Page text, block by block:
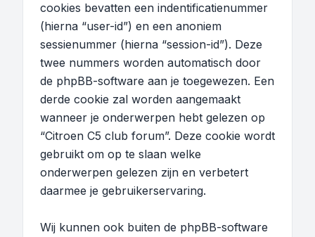
cookies bevatten een indentificatienummer
(hierna “user-id”) en een anoniem
sessienummer (hierna “session-id”). Deze
twee nummers worden automatisch door
de phpBB-software aan je toegewezen. Een
derde cookie zal worden aangemaakt
wanneer je onderwerpen hebt gelezen op
“Citroen C5 club forum”. Deze cookie wordt
gebruikt om op te slaan welke
onderwerpen gelezen zijn en verbetert
daarmee je gebruikerservaring.
Wij kunnen ook buiten de phpBB-software